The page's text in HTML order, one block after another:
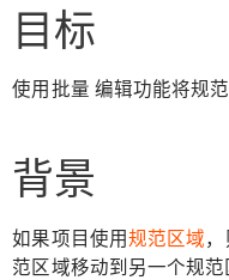
目标
使用批量 编辑功能将规
背景
如果项目使用规范区域
范区域移动到另一个规